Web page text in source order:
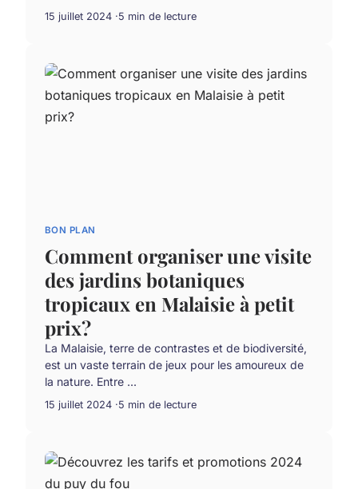
15 juillet 2024 5 min de lecture
BON PLAN
Comment organiser une visite
des jardins botaniques
tropicaux en Malaisie à petit
prix?
La Malaisie, terre de contrastes et de biodiversité,
est un vaste terrain de jeux pour les amoureux de
la nature. Entre ...
15 juillet 2024 5 min de lecture